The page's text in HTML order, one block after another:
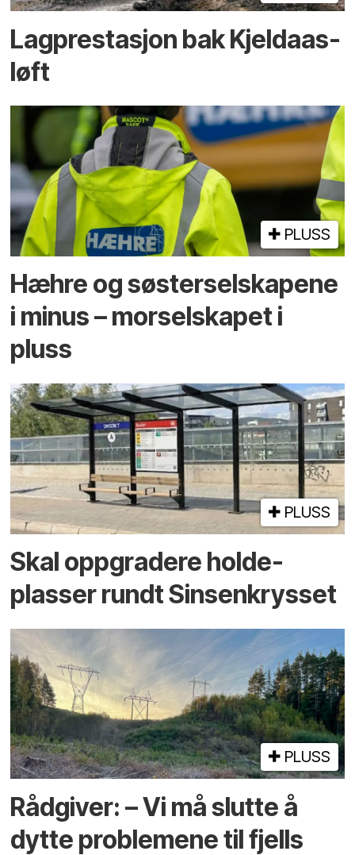
Lagprestasjon bak Kjeldaas-
løft
PLUSS
Hæhre og søster­selskapene
i minus – mor­selskapet i
pluss
PLUSS
Skal oppgradere holde­
plasser rundt Sinsenkrysset
PLUSS
Rådgiver: – Vi må slutte å
dytte problemene til fjells